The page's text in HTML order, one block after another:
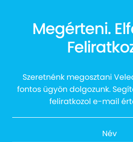
02. Csapatunk
03. Közérdekű Információk
04. Autista Mintaház –
Centrum
Megérteni.
Szeretnénk megosztani
fontos ügyön dolgozunk.
feliratkozol e-mail
Név